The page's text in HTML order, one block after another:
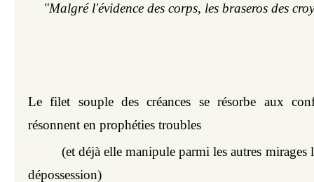
"Malgré l'évidence des corps, les braseros des
Le filet souple des créances se résorbe aux
résonnent en prophéties troubles
(et déjà elle manipule parmi les autres
dépossession)